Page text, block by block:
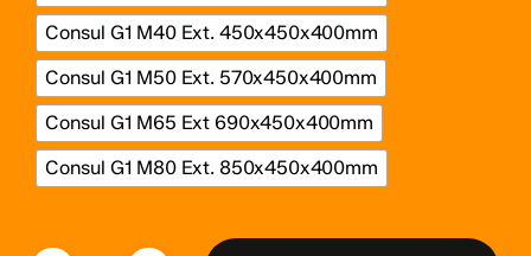
Consul G1 M40 Ext. 450x450x400mm
Consul G1 M50 Ext. 570x450x400mm
Consul G1 M65 Ext 690x450x400mm
Consul G1 M80 Ext. 850x450x400mm